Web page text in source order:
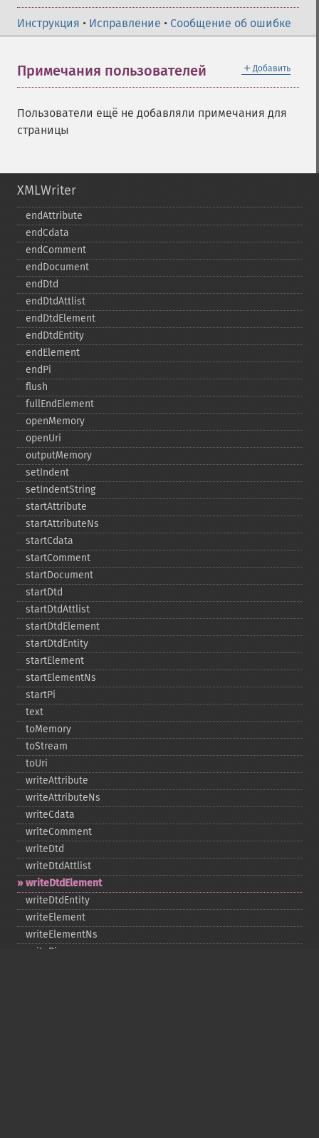
Инструкция • Исправление • Сообщение об ошибке
＋ Добавить
Примечания пользователей
Пользователи ещё не добавляли примечания для
страницы
XMLWriter
endAttribute
endCdata
endComment
endDocument
endDtd
endDtdAttlist
endDtdElement
endDtdEntity
endElement
endPi
flush
fullEndElement
openMemory
openUri
outputMemory
setIndent
setIndentString
startAttribute
startAttributeNs
startCdata
startComment
startDocument
startDtd
startDtdAttlist
startDtdElement
startDtdEntity
startElement
startElementNs
startPi
text
toMemory
toStream
toUri
writeAttribute
writeAttributeNs
writeCdata
writeComment
writeDtd
writeDtdAttlist
writeDtdElement
writeDtdEntity
writeElement
writeElementNs
writePi